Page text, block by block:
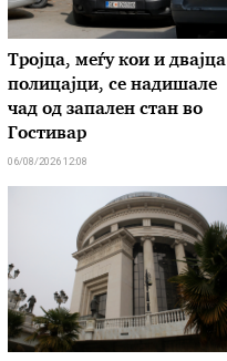
Тројца, меѓу кои и двајца
полицајци, се надишале
чад од запален стан во
Гостивар
06/08/2026 12:08